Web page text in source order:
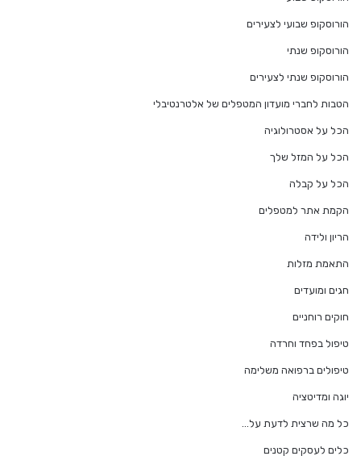
הורוסקופ שבועי לצעירים
הורוסקופ שנתי
הורוסקופ שנתי לצעירים
הטבות לחברי מועדון המטפלים של אלטרנטיבלי
הכל על אסטרולוגיה
הכל על המזל שלך
הכל על קבלה
הקמת אתר למטפלים
הריון ולידה
התאמת מזלות
חגים ומועדים
חוקים רוחניים
טיפול בפחד וחרדה
טיפולים ברפואה משלימה
יוגה ומדיטציה
כל מה שרצית לדעת על…
כלים לעסקים קטנים